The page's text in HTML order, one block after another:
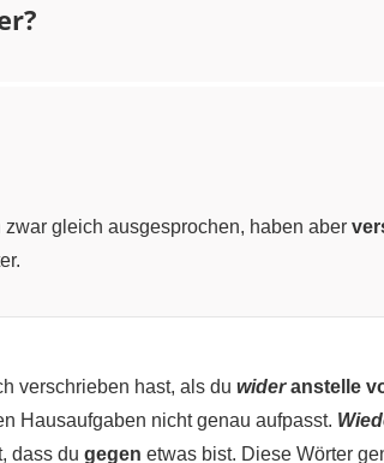
gleich ausgesprochen, haben aber
verschrieben hast, als du wideranstelle
Hausaufgaben nicht genau aufpasst.
dass du gegen etwas bist. Diese Wörter